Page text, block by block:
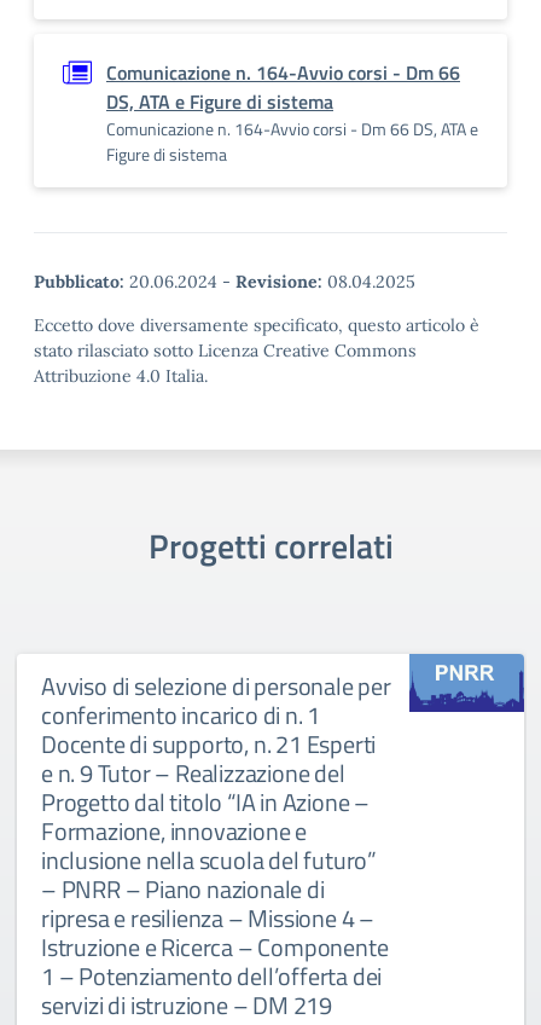
Comunicazione n. 164-Avvio corsi - Dm 66
DS, ATA e Figure di sistema
Comunicazione n. 164-Avvio corsi - Dm 66 DS, ATA e
Figure di sistema
Pubblicato: 20.06.2024 - Revisione: 08.04.2025
Eccetto dove diversamente specificato, questo articolo è
stato rilasciato sotto Licenza Creative Commons
Attribuzione 4.0 Italia.
Progetti correlati
Avviso di selezione di personale per
conferimento incarico di n. 1
Docente di supporto, n. 21 Esperti
e n. 9 Tutor – Realizzazione del
Progetto dal titolo “IA in Azione –
Formazione, innovazione e
inclusione nella scuola del futuro”
– PNRR – Piano nazionale di
ripresa e resilienza – Missione 4 –
Istruzione e Ricerca – Componente
1 – Potenziamento dell’offerta dei
servizi di istruzione – DM 219